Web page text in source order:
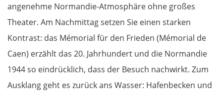
angenehme Normandie-Atmosphäre ohne großes
Theater. Am Nachmittag setzen Sie einen starken
Kontrast: das Mémorial für den Frieden (Mémorial de
Caen) erzählt das 20. Jahrhundert und die Normandie
1944 so eindrücklich, dass der Besuch nachwirkt. Zum
Ausklang geht es zurück ans Wasser: Hafenbecken und